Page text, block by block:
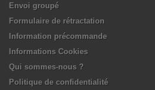
Envoi groupé
Formulaire de rétractation
Information précommande
Informations Cookies
Qui sommes-nous ?
Politique de confidentialité